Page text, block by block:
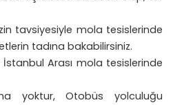
tavsiyesiyle mola tesislerinde
tadına bakabilirsiniz.
Arası mola tesislerinde
yoktur, Otobüs yolculuğu